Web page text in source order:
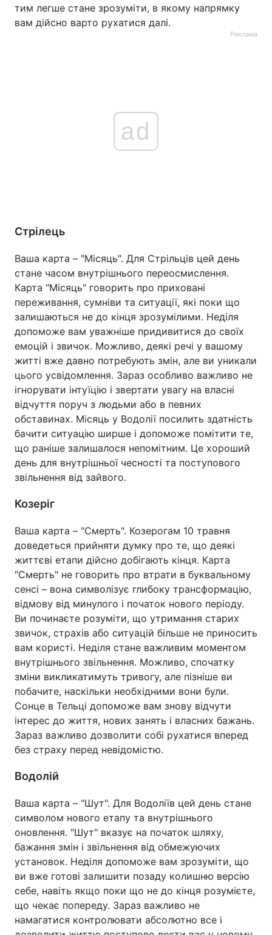
тим легше стане зрозуміти, в якому напрямку
вам дійсно варто рухатися далі.
Реклама
ad
Стрілець
Ваша карта – "Місяць". Для Стрільців цей день
стане часом внутрішнього переосмислення.
Карта "Місяць" говорить про приховані
переживання, сумніви та ситуації, які поки що
залишаються не до кінця зрозумілими. Неділя
допоможе вам уважніше придивитися до своїх
емоцій і звичок. Можливо, деякі речі у вашому
житті вже давно потребують змін, але ви уникали
цього усвідомлення. Зараз особливо важливо не
ігнорувати інтуїцію і звертати увагу на власні
відчуття поруч з людьми або в певних
обставинах. Місяць у Водолії посилить здатність
бачити ситуацію ширше і допоможе помітити те,
що раніше залишалося непомітним. Це хороший
день для внутрішньої чесності та поступового
звільнення від зайвого.
Козеріг
Ваша карта – "Смерть". Козерогам 10 травня
доведеться прийняти думку про те, що деякі
життєві етапи дійсно добігають кінця. Карта
"Смерть" не говорить про втрати в буквальному
сенсі – вона символізує глибоку трансформацію,
відмову від минулого і початок нового періоду.
Ви починаєте розуміти, що утримання старих
звичок, страхів або ситуацій більше не приносить
вам користі. Неділя стане важливим моментом
внутрішнього звільнення. Можливо, спочатку
зміни викликатимуть тривогу, але пізніше ви
побачите, наскільки необхідними вони були.
Сонце в Тельці допоможе вам знову відчути
інтерес до життя, нових занять і власних бажань.
Зараз важливо дозволити собі рухатися вперед
без страху перед невідомістю.
Водолій
Ваша карта – "Шут". Для Водоліїв цей день стане
символом нового етапу та внутрішнього
оновлення. "Шут" вказує на початок шляху,
бажання змін і звільнення від обмежуючих
установок. Неділя допоможе вам зрозуміти, що
ви вже готові залишити позаду колишню версію
себе, навіть якщо поки що не до кінця розумієте,
що чекає попереду. Зараз важливо не
намагатися контролювати абсолютно все і